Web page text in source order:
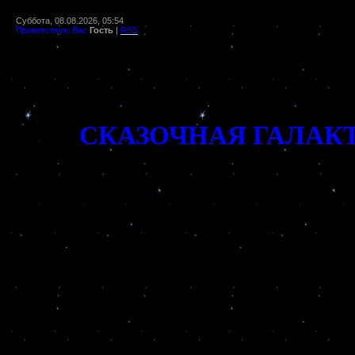
Суббота, 08.08.2026, 05:54
Приветствую Вас Гость | RSS
СКАЗОЧНАЯ